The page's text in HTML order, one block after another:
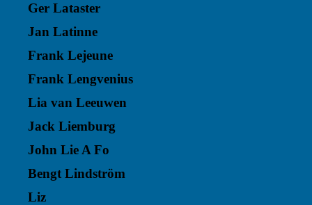
Ger Lataster
Jan Latinne
Frank Lejeune
Frank Lengvenius
Lia van Leeuwen
Jack Liemburg
John Lie A Fo
Bengt Lindström
Liz